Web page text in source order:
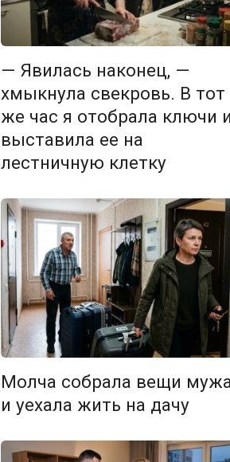
— Явилась наконец, —
хмыкнула свекровь. В тот
же час я отобрала ключи и
выставила ее на
лестничную клетку
Молча собрала вещи
и уехала жить на дачу